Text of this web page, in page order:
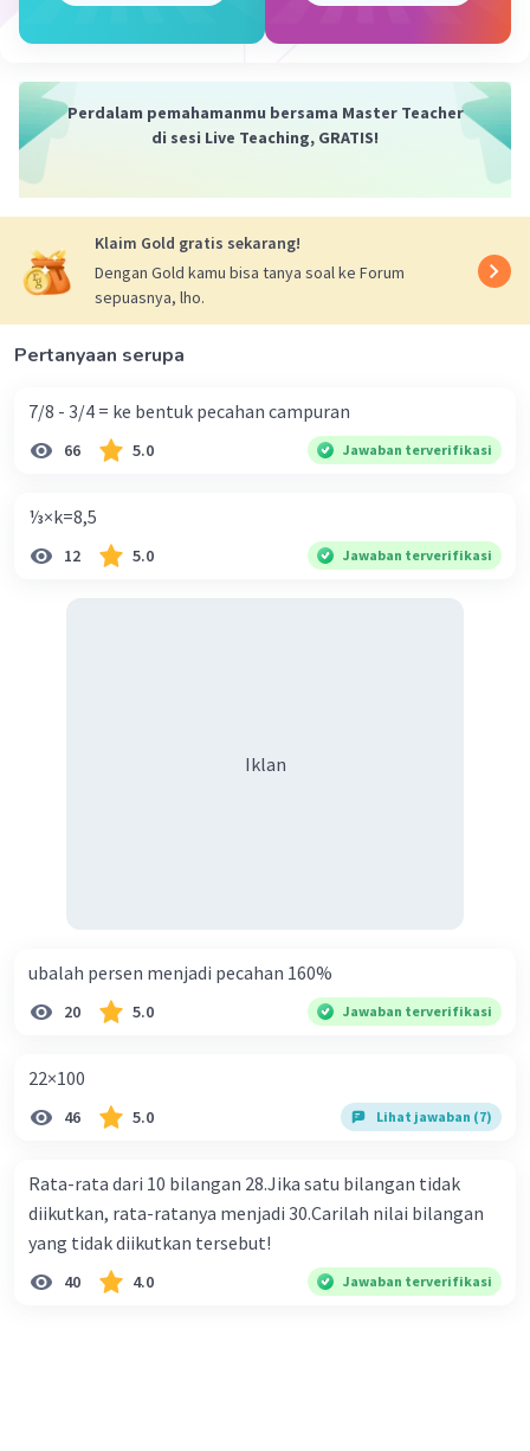
Perdalam pemahamanmu bersama Master Teacher
di sesi Live Teaching, GRATIS!
Klaim Gold gratis sekarang!
Dengan Gold kamu bisa tanya soal ke Forum
sepuasnya, lho.
Pertanyaan serupa
7/8 - 3/4 = ke bentuk pecahan campuran
66 5.0 Jawaban terverifikasi
⅓×k=8,5
12 5.0 Jawaban terverifikasi
Iklan
ubalah persen menjadi pecahan 160%
20 5.0 Jawaban terverifikasi
22×100
46 5.0 Lihat jawaban (7)
Rata-rata dari 10 bilangan 28.Jika satu bilangan tidak
diikutkan, rata-ratanya menjadi 30.Carilah nilai bilangan
yang tidak diikutkan tersebut!
40 4.0 Jawaban terverifikasi